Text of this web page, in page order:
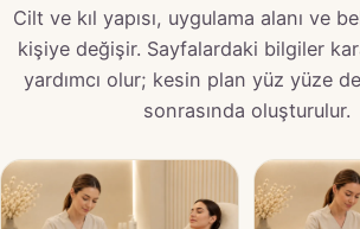
Cilt ve kıl yapısı, uygulama alanı ve
kişiye değişir. Sayfalardaki bilgiler
yardımcı olur; kesin plan yüz yüze
sonrasında oluşturulur.